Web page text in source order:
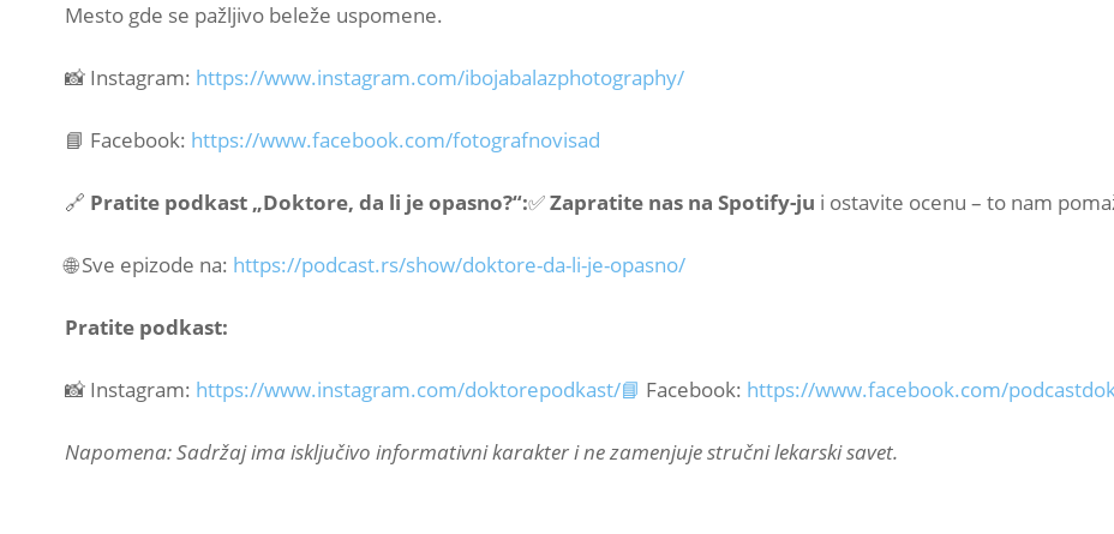
Mesto gde se pažljivo beleže uspomene.
📸 Instagram: ⁠https://www.instagram.com/ibojabalazphotography/⁠
📘 Facebook: ⁠https://www.facebook.com/fotografnovisad⁠
🔗 Pratite podkast „Doktore, da li je opasno?“:✅Zapratite nas na Spotify-ju i ostavite ocenu – to nam
🌐 Sve epizode na: ⁠https://podcast.rs/show/doktore-da-li-je-opasno/⁠
Pratite podkast:
📸 Instagram: https://www.instagram.com/doktorepodkast/📘 Facebook: https://www.facebook.com/
Napomena: Sadržaj ima isključivo informativni karakter i ne zamenjuje stručni lekarski savet.